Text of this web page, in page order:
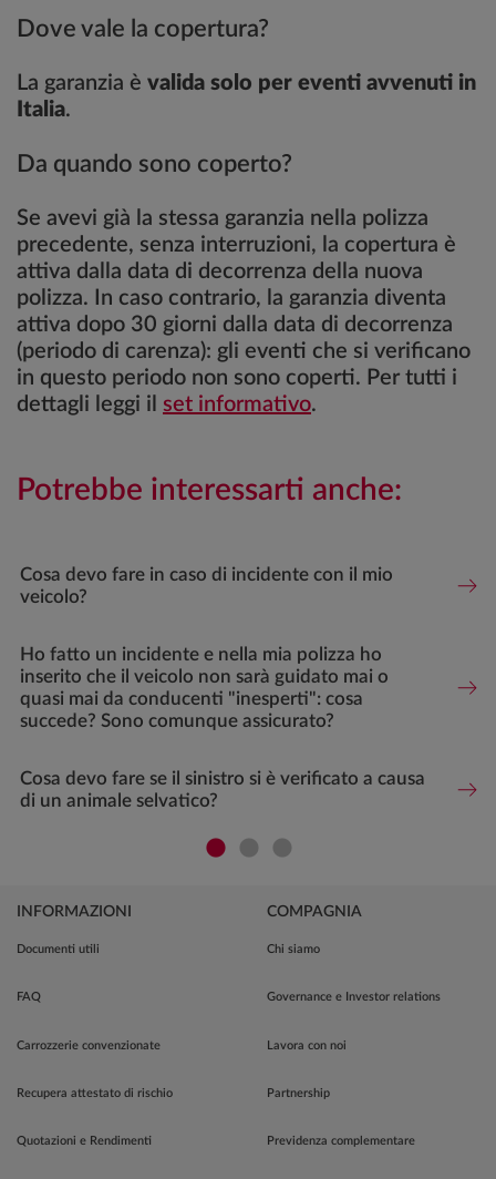
Dove vale la copertura?
La garanzia è valida solo per eventi avvenuti in
Italia.
Da quando sono coperto?
Se avevi già la stessa garanzia nella polizza
precedente, senza interruzioni, la copertura è
attiva dalla data di decorrenza della nuova
polizza. In caso contrario, la garanzia diventa
attiva dopo 30 giorni dalla data di decorrenza
(periodo di carenza): gli eventi che si verificano
in questo periodo non sono coperti. Per tutti i
dettagli leggi il set informativo.
Potrebbe interessarti anche:
Cosa devo fare in caso di incidente con il mio
veicolo?
Ho fatto un incidente e nella mia polizza ho
inserito che il veicolo non sarà guidato mai o
quasi mai da conducenti "inesperti": cosa
succede? Sono comunque assicurato?
Cosa devo fare se il sinistro si è verificato a causa
di un animale selvatico?
INFORMAZIONI
Documenti utili
FAQ
Carrozzerie convenzionate
Recupera attestato di rischio
Quotazioni e Rendimenti
COMPAGNIA
Chi siamo
Governance e Investor relations
Lavora con noi
Partnership
Previdenza complementare